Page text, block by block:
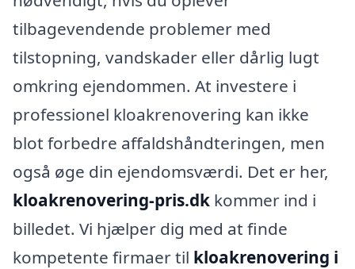
tilbagevendende problemer med
tilstopning, vandskader eller dårlig lugt
omkring ejendommen. At investere i
professionel kloakrenovering kan ikke
blot forbedre affaldshåndteringen, men
også øge din ejendomsværdi. Det er her,
kloakrenovering-pris.dk kommer ind i
billedet. Vi hjælper dig med at finde
kompetente firmaer til kloakrenovering i